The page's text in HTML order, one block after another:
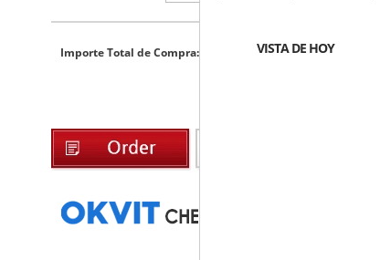
VISTA DE HOY
Importe Total de Compra: 27.20USD